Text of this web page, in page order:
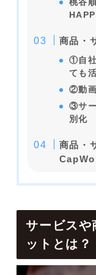
桃谷
商品・
①自社
ても
②動画
③サー
別化
商品・
サービスや
ットとは？